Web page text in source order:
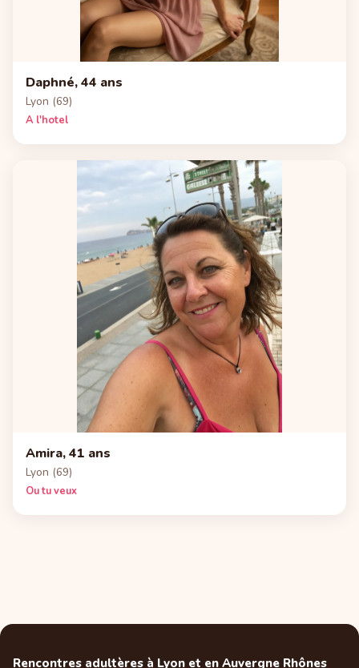
Daphné, 44 ans
Lyon (69)
A l'hotel
Amira, 41 ans
Lyon (69)
Ou tu veux
Rencontres adultères à Lyon et en Auvergne Rhônes